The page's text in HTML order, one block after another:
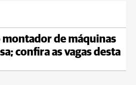
montador de máquinas
confira as vagas desta